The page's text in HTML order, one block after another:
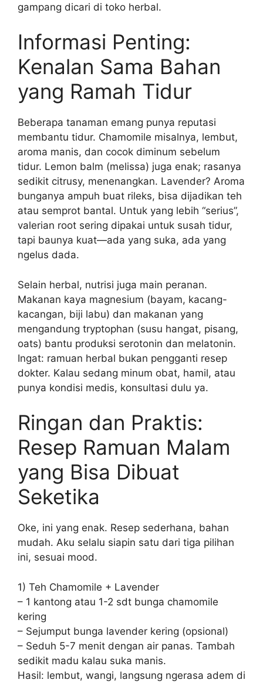
gampang dicari di toko herbal.
Informasi Penting:
Kenalan Sama Bahan
yang Ramah Tidur
Beberapa tanaman emang punya reputasi
membantu tidur. Chamomile misalnya, lembut,
aroma manis, dan cocok diminum sebelum
tidur. Lemon balm (melissa) juga enak; rasanya
sedikit citrusy, menenangkan. Lavender? Aroma
bunganya ampuh buat rileks, bisa dijadikan teh
atau semprot bantal. Untuk yang lebih “serius”,
valerian root sering dipakai untuk susah tidur,
tapi baunya kuat—ada yang suka, ada yang
ngelus dada.
Selain herbal, nutrisi juga main peranan.
Makanan kaya magnesium (bayam, kacang-
kacangan, biji labu) dan makanan yang
mengandung tryptophan (susu hangat, pisang,
oats) bantu produksi serotonin dan melatonin.
Ingat: ramuan herbal bukan pengganti resep
dokter. Kalau sedang minum obat, hamil, atau
punya kondisi medis, konsultasi dulu ya.
Ringan dan Praktis:
Resep Ramuan Malam
yang Bisa Dibuat
Seketika
Oke, ini yang enak. Resep sederhana, bahan
mudah. Aku selalu siapin satu dari tiga pilihan
ini, sesuai mood.
1) Teh Chamomile + Lavender
– 1 kantong atau 1-2 sdt bunga chamomile
kering
– Sejumput bunga lavender kering (opsional)
– Seduh 5-7 menit dengan air panas. Tambah
sedikit madu kalau suka manis.
Hasil: lembut, wangi, langsung ngerasa adem di